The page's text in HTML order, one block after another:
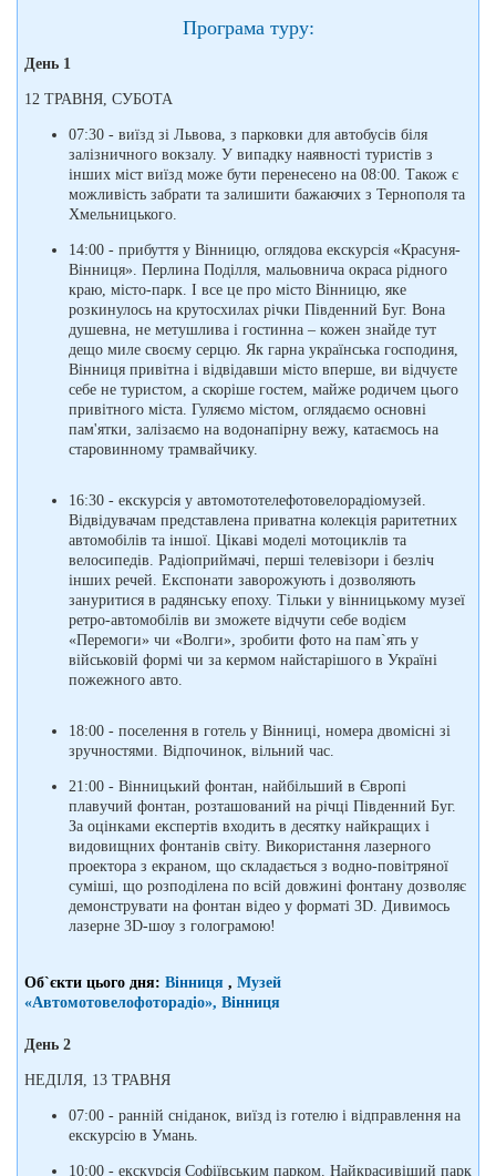
Програма туру:
День 1
12 ТРАВНЯ, СУБОТА
07:30 - виїзд зі Львова, з парковки для автобусів біля
залізничного вокзалу. У випадку наявності туристів з
інших міст виїзд може бути перенесено на 08:00. Також є
можливість забрати та залишити бажаючих з Тернополя та
Хмельницького.
14:00 - прибуття у Вінницю, оглядова екскурсія «Красуня-
Вінниця». Перлина Поділля, мальовнича окраса рідного
краю, місто-парк. І все це про місто Вінницю, яке
розкинулось на крутосхилах річки Південний Буг. Вона
душевна, не метушлива і гостинна – кожен знайде тут
дещо миле своєму серцю. Як гарна українська господиня,
Вінниця привітна і відвідавши місто вперше, ви відчуєте
себе не туристом, а скоріше гостем, майже родичем цього
привітного міста. Гуляємо містом, оглядаємо основні
пам'ятки, залізаємо на водонапірну вежу, катаємось на
старовинному трамвайчику.
16:30 - екскурсія у автомототелефотовелорадіомузей.
Відвідувачам представлена приватна колекція раритетних
автомобілів та іншої. Цікаві моделі мотоциклів та
велосипедів. Радіоприймачі, перші телевізори і безліч
інших речей. Експонати заворожують і дозволяють
зануритися в радянську епоху. Тільки у вінницькому музеї
ретро-автомобілів ви зможете відчути себе водієм
«Перемоги» чи «Волги», зробити фото на пам`ять у
військовій формі чи за кермом найстарішого в Україні
пожежного авто.
18:00 - поселення в готель у Вінниці, номера двомісні зі
зручностями. Відпочинок, вільний час.
21:00 - Вінницький фонтан, найбільший в Європі
плавучий фонтан, розташований на річці Південний Буг.
За оцінками експертів входить в десятку найкращих і
видовищних фонтанів світу. Використання лазерного
проектора з екраном, що складається з водно-повітряної
суміші, що розподілена по всій довжині фонтану дозволяє
демонструвати на фонтан відео у форматі 3D. Дивимось
лазерне 3D-шоу з голограмою!
Об`єкти цього дня: Вінниця , Музей
«Автомотовелофоторадіо», Вінниця
День 2
НЕДІЛЯ, 13 ТРАВНЯ
07:00 - ранній сніданок, виїзд із готелю і відправлення на
екскурсію в Умань.
10:00 - екскурсія Софіївським парком. Найкрасивіший парк